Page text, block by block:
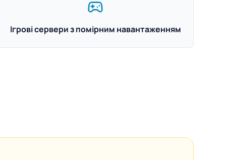
Ігрові сервери з помірним навантаженням